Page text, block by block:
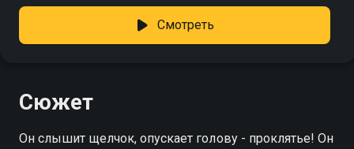
Смотреть
Сюжет
Он слышит щелчок, опускает голову - проклятье! Он